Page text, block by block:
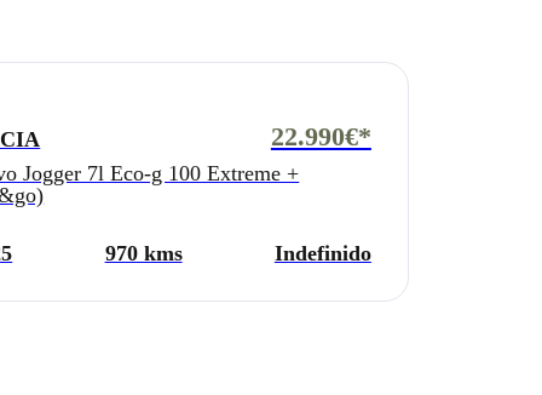
22.990€*
Jogger 7l Eco-g 100 Extreme +
970 kms Indefinido